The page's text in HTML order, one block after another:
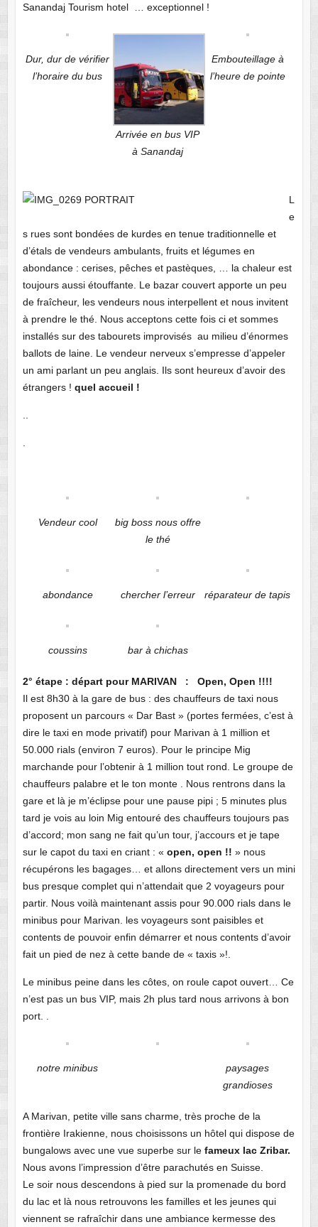
Sanandaj Tourism hotel … exceptionnel !
Dur, dur de vérifier
l’horaire du bus
Arrivée en bus VIP
à Sanandaj
Embouteillage à
l’heure de pointe
L
e
s rues sont bondées de kurdes en tenue traditionnelle et
d’étals de vendeurs ambulants, fruits et légumes en
abondance : cerises, pêches et pastèques, … la chaleur est
toujours aussi étouffante. Le bazar couvert apporte un peu
de fraîcheur, les vendeurs nous interpellent et nous invitent
à prendre le thé. Nous acceptons cette fois ci et sommes
installés sur des tabourets improvisés au milieu d’énormes
ballots de laine. Le vendeur nerveux s’empresse d’appeler
un ami parlant un peu anglais. Ils sont heureux d’avoir des
étrangers ! quel accueil !
..
.
Vendeur cool
big boss nous offre
le thé
abondance chercher l’erreur réparateur de tapis
coussins bar à chichas
2° étape : départ pour MARIVAN : Open, Open !!!!
Il est 8h30 à la gare de bus : des chauffeurs de taxi nous
proposent un parcours « Dar Bast » (portes fermées, c’est à
dire le taxi en mode privatif) pour Marivan à 1 million et
50.000 rials (environ 7 euros). Pour le principe Mig
marchande pour l’obtenir à 1 million tout rond. Le groupe de
chauffeurs palabre et le ton monte . Nous rentrons dans la
gare et là je m’éclipse pour une pause pipi ; 5 minutes plus
tard je vois au loin Mig entouré des chauffeurs toujours pas
d’accord; mon sang ne fait qu’un tour, j’accours et je tape
sur le capot du taxi en criant : « open, open !! » nous
récupérons les bagages… et allons directement vers un mini
bus presque complet qui n’attendait que 2 voyageurs pour
partir. Nous voilà maintenant assis pour 90.000 rials dans le
minibus pour Marivan. les voyageurs sont paisibles et
contents de pouvoir enfin démarrer et nous contents d’avoir
fait un pied de nez à cette bande de « taxis »!.
Le minibus peine dans les côtes, on roule capot ouvert… Ce
n’est pas un bus VIP, mais 2h plus tard nous arrivons à bon
port. .
notre minibus
paysages
grandioses
A Marivan, petite ville sans charme, très proche de la
frontière Irakienne, nous choisissons un hôtel qui dispose de
bungalows avec une vue superbe sur le fameux lac Zribar.
Nous avons l’impression d’être parachutés en Suisse.
Le soir nous descendons à pied sur la promenade du bord
du lac et là nous retrouvons les familles et les jeunes qui
viennent se rafraîchir dans une ambiance kermesse des